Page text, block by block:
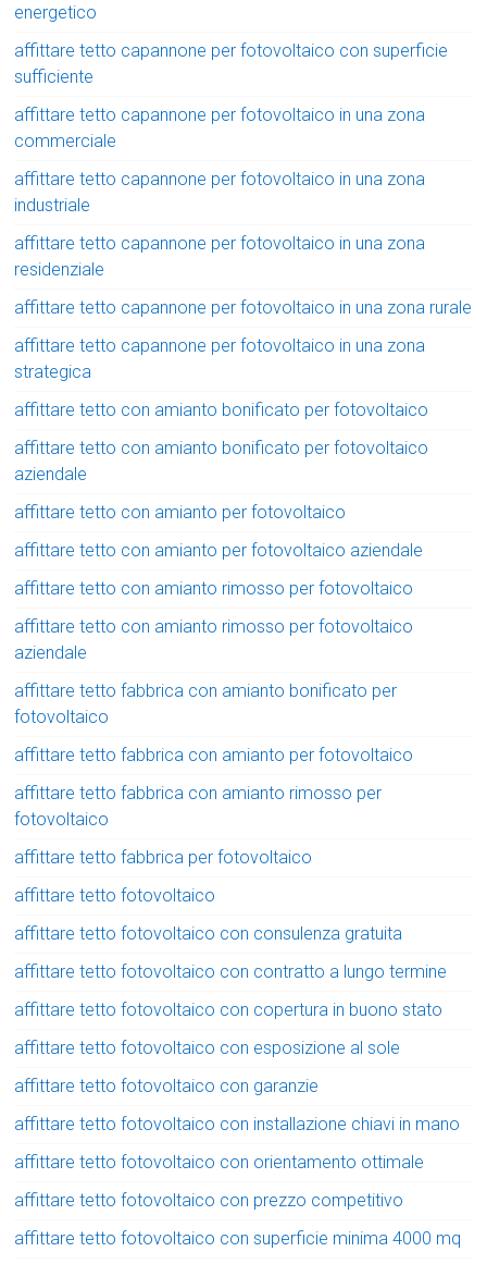
energetico
affittare tetto capannone per fotovoltaico con superficie
sufficiente
affittare tetto capannone per fotovoltaico in una zona
commerciale
affittare tetto capannone per fotovoltaico in una zona
industriale
affittare tetto capannone per fotovoltaico in una zona
residenziale
affittare tetto capannone per fotovoltaico in una zona rurale
affittare tetto capannone per fotovoltaico in una zona
strategica
affittare tetto con amianto bonificato per fotovoltaico
affittare tetto con amianto bonificato per fotovoltaico
aziendale
affittare tetto con amianto per fotovoltaico
affittare tetto con amianto per fotovoltaico aziendale
affittare tetto con amianto rimosso per fotovoltaico
affittare tetto con amianto rimosso per fotovoltaico
aziendale
affittare tetto fabbrica con amianto bonificato per
fotovoltaico
affittare tetto fabbrica con amianto per fotovoltaico
affittare tetto fabbrica con amianto rimosso per
fotovoltaico
affittare tetto fabbrica per fotovoltaico
affittare tetto fotovoltaico
affittare tetto fotovoltaico con consulenza gratuita
affittare tetto fotovoltaico con contratto a lungo termine
affittare tetto fotovoltaico con copertura in buono stato
affittare tetto fotovoltaico con esposizione al sole
affittare tetto fotovoltaico con garanzie
affittare tetto fotovoltaico con installazione chiavi in mano
affittare tetto fotovoltaico con orientamento ottimale
affittare tetto fotovoltaico con prezzo competitivo
affittare tetto fotovoltaico con superficie minima 4000 mq